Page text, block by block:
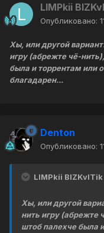
LIMPkii
Опубликовано:
Хы, или другой
игру (абрежте чё-
была и торрентам или
благадарен...
Denton
Опубликовано:
LIMPkii BIZKvITik
Хы, или другой
нить игру (абрежте
штоб палехче была